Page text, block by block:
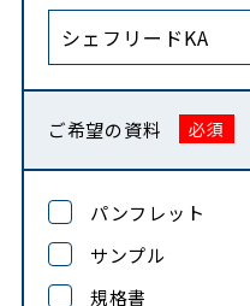
ご希望の資料
パンフレット
サンプル
規格書